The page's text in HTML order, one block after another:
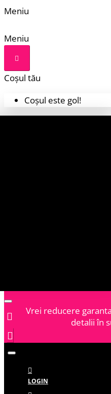
Meniu
Meniu
Coșul tău
Coșul este gol!
Vrei reducere
detalii în
LOGIN